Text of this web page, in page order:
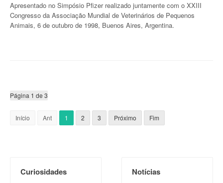
Apresentado no Simpósio Pfizer realizado juntamente com o XXIII
Congresso da Associação Mundial de Veterinários de Pequenos
Animais, 6 de outubro de 1998, Buenos Aires, Argentina.
Página 1 de 3
Início Ant 1 2 3 Próximo Fim
Curiosidades Notícias